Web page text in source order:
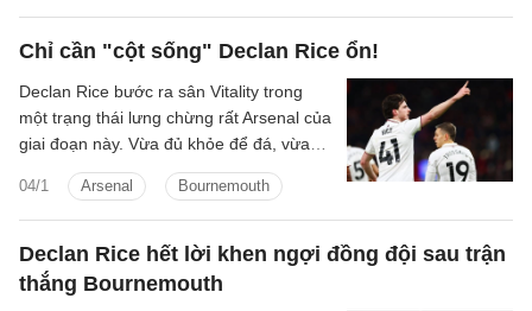
Chỉ cần "cột sống" Declan Rice ổn!
04/1 Arsenal Bournemouth
Declan Rice bước ra sân Vitality trong
một trạng thái lưng chừng rất Arsenal của
giai đoạn này. Vừa đủ khỏe để đá, vừa
đủ rủi ro để khiến Arteta phải cân nhắc.
Anh chỉ kịp vượt bài kiểm tra thể lực
muộn, sau khi Arsenal vừa thắng Aston
Villa 4-1 và phía trước là một lịch đấu quá
nhiều rủi ro. Không ai dám chắc Rice chịu
được bao lâu, càng không ai dám chắc
Declan Rice hết lời khen ngợi đồng đội sau trận
thắng Bournemouth